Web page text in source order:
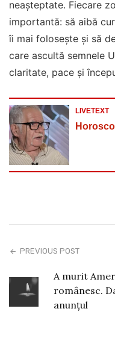
neașteptate. Fiecare
importantă: să aibă
îi mai folosește și să
care ascultă semnele
claritate, pace și
LIVETEXT
PREVIOUS POST
A murit
românesc.
anunțul